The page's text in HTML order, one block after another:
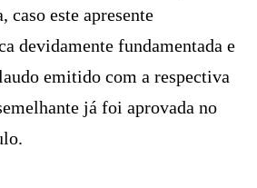
caso este apresente
devidamente fundamentada e
emitido com a respectiva
já foi aprovada no